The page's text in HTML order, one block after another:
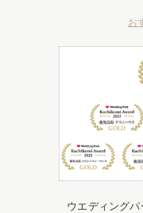
お
ウエディング